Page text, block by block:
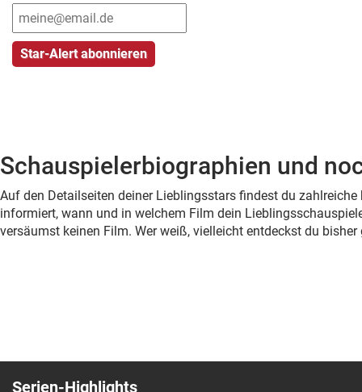
Schauspielerbiographien und
Auf den Detailseiten deiner Lieblingsstars findest du
informiert, wann und in welchem Film dein
versäumst keinen Film. Wer weiß, vielleicht entdeckst du
Serien-Highlights